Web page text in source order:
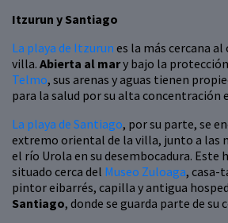
Itzurun y Santiago
La playa de Itzurun es la más cercana
villa. Abierta al mary bajo la
Telmo, sus arenas y aguas tienen
para la salud por su alta concentración
La playa de Santiago, por su parte, se
extremo oriental de la villa, junto a las
el río Urola en su desembocadura. Este
situado cerca del Museo Zuloaga, casa-
pintor eibarrés, capilla y antigua
Santiago, donde se guarda parte de su